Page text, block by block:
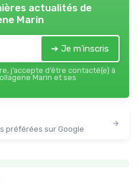
actualités de
Marin
➔ Je m'inscris
j’accepte d’être contacté(e) à
Marin et ses
préférées sur Google